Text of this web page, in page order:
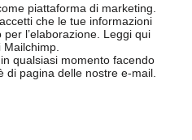
piattaforma di marketing.
che le tue informazioni
l’elaborazione. Leggi qui
Mailchimp
qualsiasi momento facendo
di pagina delle nostre e-mail.